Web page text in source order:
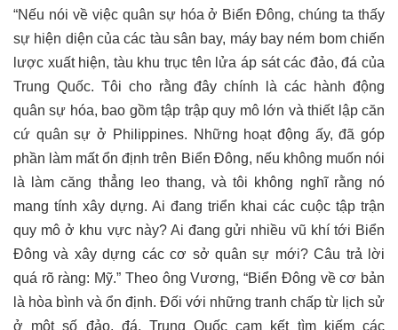
“Nếu nói về việc quân sự hóa ở Biển Đông, chúng ta thấy
sự hiện diện của các tàu sân bay, máy bay ném bom chiến
lược xuất hiện, tàu khu trục tên lửa áp sát các đảo, đá của
Trung Quốc. Tôi cho rằng đây chính là các hành động
quân sự hóa, bao gồm tập trập quy mô lớn và thiết lập căn
cứ quân sự ở Philippines. Những hoạt động ấy, đã góp
phần làm mất ổn định trên Biển Đông, nếu không muốn nói
là làm căng thẳng leo thang, vàtôi không nghĩ rằng nó
mang tính xây dựng. Ai đang triển khai các cuộc tập trận
quy mô ở khu vực này? Ai đang gửi nhiều vũ khí tới Biển
Đông và xây dựng các cơ sở quân sự mới? Câu trả lời
quá rõ ràng: Mỹ.” Theo ông Vương,“Biển Đông về cơ bản
là hòa bình và ổn định. Đối với những tranh chấp từ lịch sử
ở một số đảo, đá, Trung Quốc cam kết tìm kiếm các